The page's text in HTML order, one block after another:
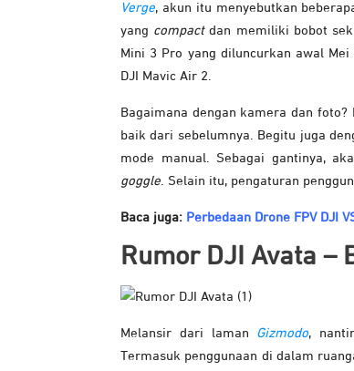
Verge, akun itu menyebutkan
yang compactdan memiliki bobot
Mini 3 Pro yang diluncurkan awal
DJI Mavic Air 2.
Bagaimana dengan kamera dan
baik dari sebelumnya. Begitu juga
mode manual. Sebagai gantinya,
goggle. Selain itu, pengaturan
Baca juga: Perbedaan Drone FPV DJI
Rumor DJI Avata –
Melansir dari laman Gizmodo,
Termasuk penggunaan di dalam